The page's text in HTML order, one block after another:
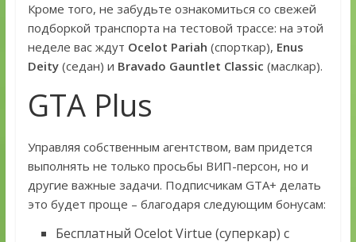
Кроме того, не забудьте ознакомиться со свежей
подборкой транспорта на тестовой трассе: на этой
неделе вас ждут Ocelot Pariah (спорткар), Enus
Deity(седан) и Bravado Gauntlet Classic (маслкар).
GTA Plus
Управляя собственным агентством, вам придется
выполнять не только просьбы ВИП-персон, но и
другие важные задачи. Подписчикам GTA+ делать
это будет проще – благодаря следующим бонусам:
Бесплатный Ocelot Virtue (суперкар) с